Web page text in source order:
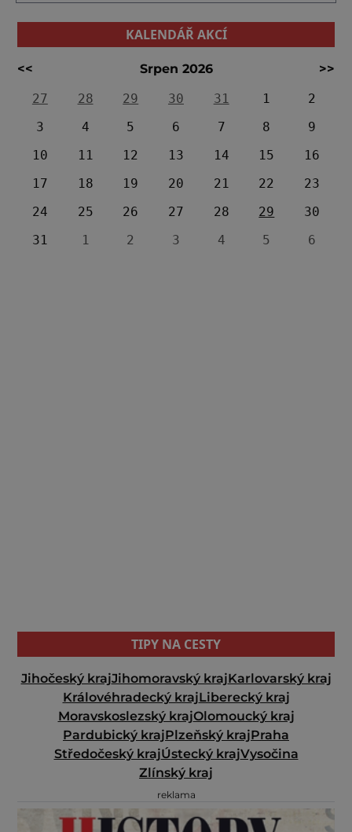
KALENDÁŘ AKCÍ
<< Srpen 2026
>>
27
28 29 30 31 1
2
3
4 5 6 7 8
9
10
11 12 13 14 15
16
17
18 19 20 21 22
23
24
25 26 27 28 29
30
31
1 2 3 4 5 6
TIPY NA CESTY
Jihočeský krajJihomoravský krajKarlovarský kraj
Královéhradecký krajLiberecký kraj
Moravskoslezský krajOlomoucký kraj
Pardubický krajPlzeňský krajPraha
Středočeský krajÚstecký krajVysočina
Zlínský kraj
reklama